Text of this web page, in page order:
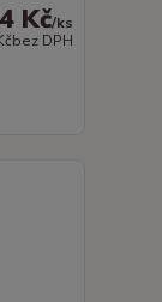
Kč/ks
bez DPH